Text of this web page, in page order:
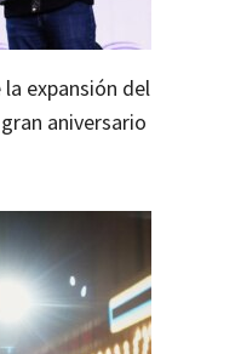
expansión del
aniversario